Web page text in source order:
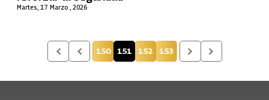
Martes, 17 Marzo , 2026
Página
150 Página actual
151 Página
152 Página
153